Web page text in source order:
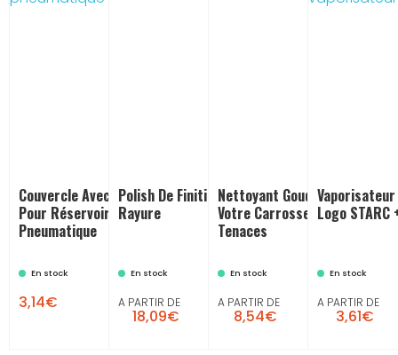
Couvercle Avec Trou Universel
Pour Réservoir Pistolet
Pneumatique
En stock
3,14€
Polish De Finition P3 : Anti-
Rayure
En stock
A PARTIR DE
18,09€
Nettoyant Goudron :
Votre Carrosserie De Ces
Tenaces
En stock
A PARTIR DE
8,54€
Logo
En stock
A PARTIR DE
3,61€